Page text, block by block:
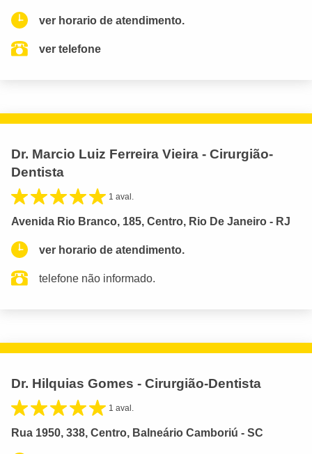
ver horario de atendimento.
ver telefone
Dr. Marcio Luiz Ferreira Vieira - Cirurgião-
Dentista
1 aval.
Avenida Rio Branco, 185, Centro, Rio De Janeiro - RJ
ver horario de atendimento.
telefone não informado.
Dr. Hilquias Gomes - Cirurgião-Dentista
1 aval.
Rua 1950, 338, Centro, Balneário Camboriú - SC